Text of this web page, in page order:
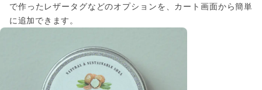
で作ったレザータグなどのオプションを、カート画面から簡単
に追加できます。